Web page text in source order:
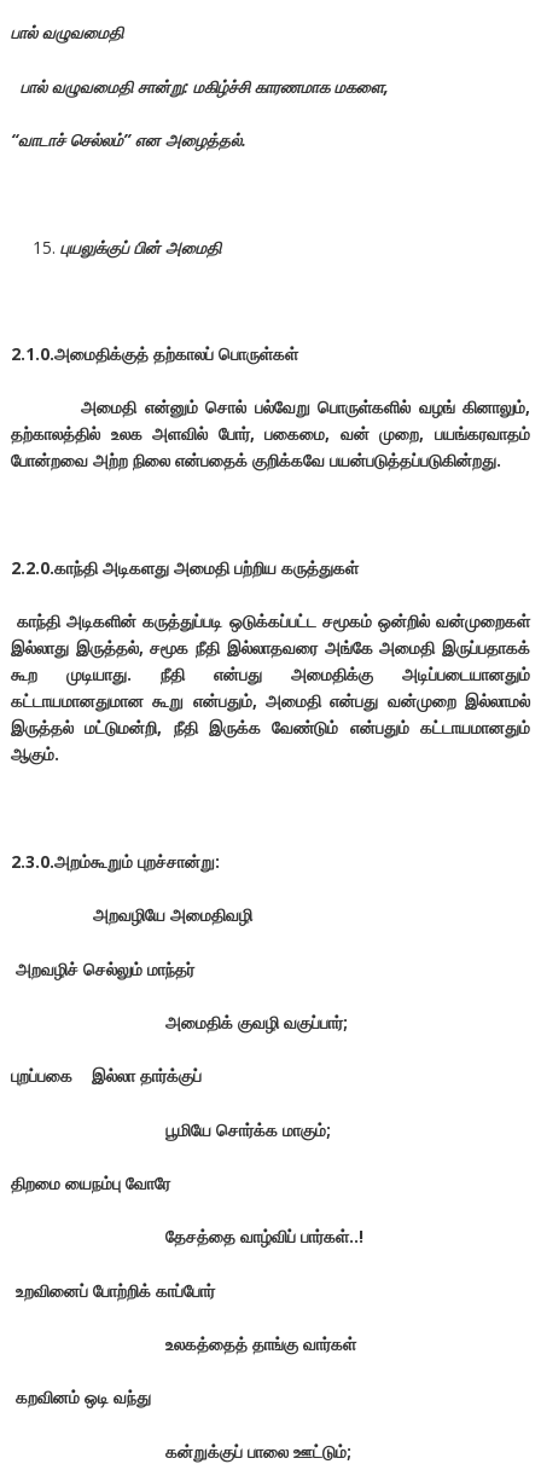
பால் வழுவமைதி
பால் வழுவமைதி சான்று: மகிழ்ச்சி காரணமாக மகளை,
“வாடாச் செல்லம்”என அழைத்தல்.
புயலுக்குப் பின் அமைதி
2.1.0.அமைதிக்குத் தற்காலப் பொருள்கள்
அமைதி என்னும் சொல் பல்வேறு பொருள்களில் வழங் கினாலும்,
தற்காலத்தில் உலக அளவில் போர், பகைமை, வன் முறை, பயங்கரவாதம்
போன்றவை அற்ற நிலை என்பதைக் குறிக்கவே பயன்படுத்தப்படுகின்றது.
2.2.0.காந்தி அடிகளது அமைதி பற்றிய கருத்துகள்
காந்தி அடிகளின் கருத்துப்படி ஒடுக்கப்பட்ட சமூகம் ஒன்றில் வன்முறைகள்
இல்லாது இருத்தல், சமூக நீதி இல்லாதவரை அங்கே அமைதி இருப்பதாகக்
கூற முடியாது. நீதி என்பது அமைதிக்கு அடிப்படையானதும்
கட்டாயமானதுமான கூறு என்பதும், அமைதி என்பது வன்முறை இல்லாமல்
இருத்தல் மட்டுமன்றி, நீதி இருக்க வேண்டும் என்பதும் கட்டாயமானதும்
ஆகும்.
2.3.0.அறம்கூறும் புறச்சான்று:
அறவழியே அமைதிவழி
அறவழிச் செல்லும் மாந்தர்
அமைதிக் குவழி வகுப்பார்;
புறப்பகை இல்லா தார்க்குப்
பூமியே சொர்க்க மாகும்;
திறமை யைநம்பு வோரே
தேசத்தை வாழ்விப் பார்கள்..!
உறவினைப் போற்றிக் காப்போர்
உலகத்தைத் தாங்கு வார்கள்
கறவினம் ஒடி வந்து
கன்றுக்குப் பாலை ஊட்டும்;